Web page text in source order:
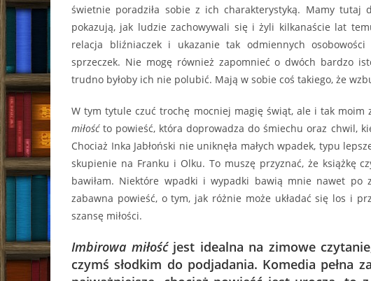
świetnie poradziła sobie z ich charakterystyką. Mamy tutaj
pokazują, jak ludzie zachowywali się i żyli kilkanaście lat
relacja bliźniaczek i ukazanie tak odmiennych
sprzeczek. Nie mogę również zapomnieć o dwóch bardzo
trudno byłoby ich nie polubić. Mają w sobie coś takiego, że
W tym tytule czuć trochę mocniej magię świąt, ale i tak moim
miłośćto powieść, która doprowadza do śmiechu oraz chwil,
Chociaż Inka Jabłoński nie uniknęła małych wpadek, typu
skupienie na Franku i Olku. To muszę przyznać, że książkę
bawiłam. Niektóre wpadki i wypadki bawią mnie nawet po
zabawna powieść, o tym, jak różnie może układać się los i
szansę miłości.
Imbirowa miłośćjest idealna na zimowe
czymś słodkim do podjadania. Komedia pełna